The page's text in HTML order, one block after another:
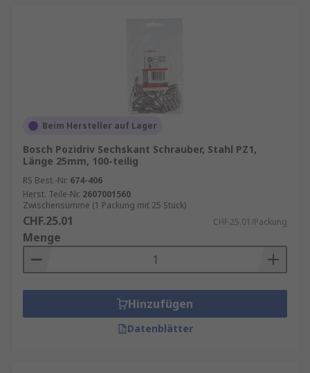
Beim Hersteller auf Lager
Bosch Pozidriv Sechskant Schrauber, Stahl PZ1,
Länge 25mm, 100-teilig
RS Best.-Nr. 674-406
Herst. Teile-Nr. 2607001560
Zwischensumme (1 Packung mit 25 Stück)
CHF.25.01 CHF.25.01/Packung
Menge
Hinzufügen
Datenblätter